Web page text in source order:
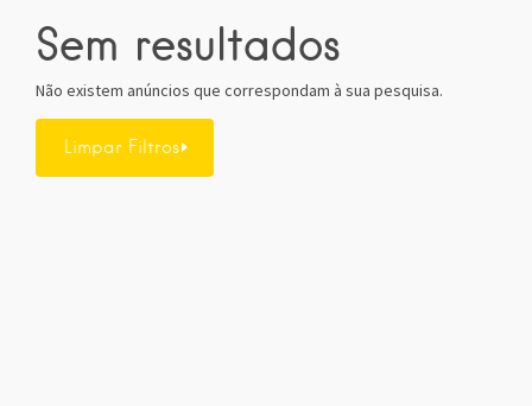
Sem resultados
Não existem anúncios que correspondam à sua pesquisa.
Limpar Filtros